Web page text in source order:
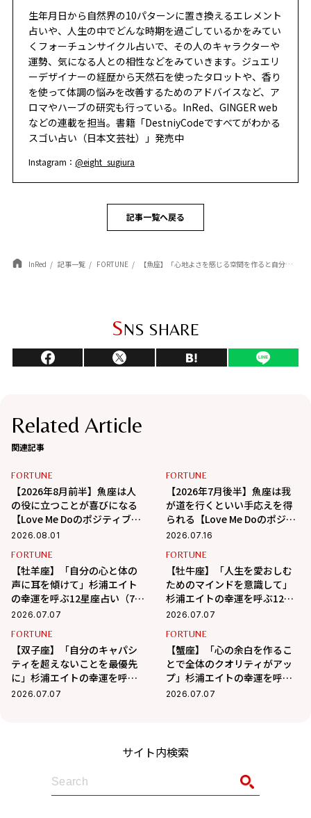
生年月日から自然界の10パターンに置き換えるエレメント
占いや、人生の中でどんな時期を過ごしているかをみてい
くフォーチュンサイクル占いで、その人のキャラクターや
運勢、気になる人との相性などをみていきます。ジュエリ
ーデザイナーの経歴から天然石を使ったタロットや、香り
を使って体調の悩みを改善するためのアドバイスなど、ア
ロマやハーブの研究も行っている。InRed、GINGER web
などの連載を担当。書籍「DestniyCodeですべてがわかる
スゴい占い（日本文芸社）」発売中
Instagram：@eight_sugiura
記事一覧へ戻る
InRed 記事一覧 FORTUNE 【魚座】「心地よさを感じる空間を作ると自分らしく輝ける」杉浦エイトの幸運を呼ぶ12星座占い（4/7～5/6）
SNS SHARE
Related Article
関連記事
FORTUNE
【2026年8月前半】魚座は人
の役に立つことが喜びになる
【Love Me Doのポジティブ星
座占い】
2026.08.01
FORTUNE
【2026年7月後半】魚座は我
が道を行くといい手応えを得
られる【Love Me Doのポジテ
ィブ星座占い】
2026.07.16
FORTUNE
【牡羊座】「自分の心と体の
声に耳を傾けて」杉浦エイト
の幸運を呼ぶ12星座占い（7/7
～8/6）
2026.07.07
FORTUNE
【牡牛座】「人生を愛おしむ
ためのマインドを意識して」
杉浦エイトの幸運を呼ぶ12星
座占い（7/7～8/6）
2026.07.07
FORTUNE
【双子座】「自分のキャパシ
ティを超えないことを最優先
に」杉浦エイトの幸運を呼ぶ
12星座占い（7/7～8/6）
2026.07.07
FORTUNE
【蟹座】「心の余白を作るこ
とで全体のクオリティがアッ
プ」杉浦エイトの幸運を呼ぶ
12星座占い（7/7～8/6）
2026.07.07
サイト内検索